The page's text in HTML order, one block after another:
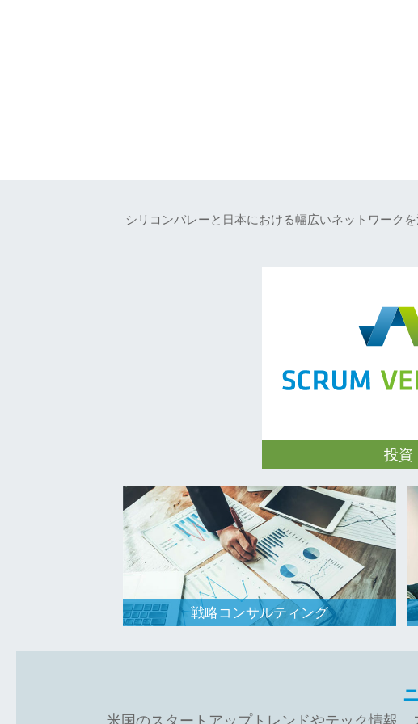
シリコンバレーと日本における幅広いネットワーク
投資
日米のアーリーステージ
の投資を通じ、パートナ
的投資機会、新規事業開
の提供を行っています。
戦略コンサルティング
米国のスタートアップトレンドやテック情報